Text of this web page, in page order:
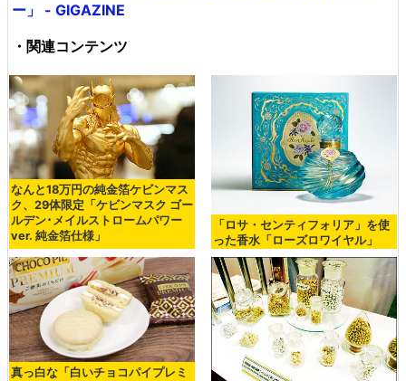
ー」 - GIGAZINE
・関連コンテンツ
なんと18万円の純金箔ケビンマス
ク、29体限定「ケビンマスク ゴー
ルデン･メイルストロームパワー
ver. 純金箔仕様」
「ロサ・センティフォリア」を使
った香水「ローズロワイヤル」
真っ白な「白いチョコパイプレミ